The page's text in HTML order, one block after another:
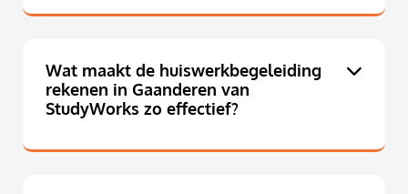
Wat maakt de huiswerkbegeleiding
rekenen in Gaanderen van
StudyWorks zo effectief?